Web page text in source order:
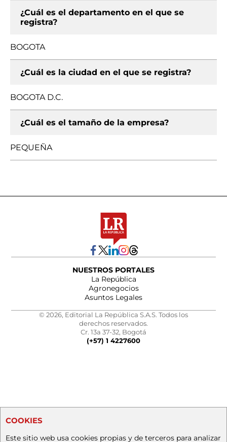
¿Cuál es el departamento en el que se
registra?
BOGOTA
¿Cuál es la ciudad en el que se registra?
BOGOTA D.C.
¿Cuál es el tamaño de la empresa?
PEQUEÑA
NUESTROS PORTALES
La República
Agronegocios
Asuntos Legales
© 2026, Editorial La República S.A.S. Todos los
derechos reservados.
Cr. 13a 37-32, Bogotá
(+57) 1 4227600
COOKIES
Este sitio web usa cookies propias y de terceros para analizar